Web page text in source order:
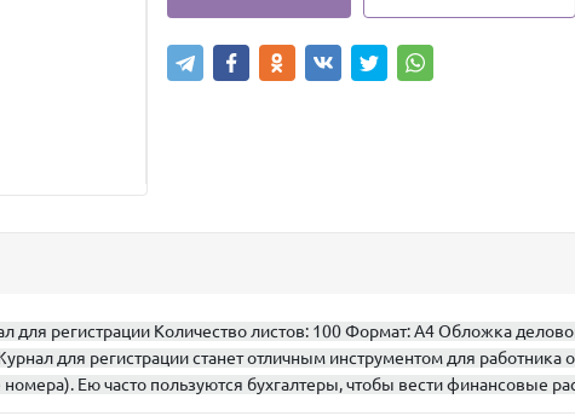
регистрации Количество листов: 100 Формат: А4 Обложка
для регистрации станет отличным инструментом для
Ею часто пользуются бухгалтеры, чтобы вести финансовые